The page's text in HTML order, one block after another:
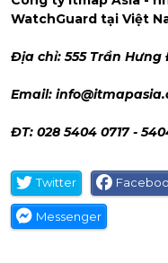
WatchGuard tại Việt
Địa chỉ: 555 Trần Hưng
Email:
ĐT: 028 5404 0717 -
Twitter
Messenger